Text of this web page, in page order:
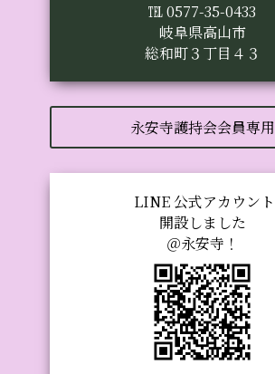
℡ 0577-35-0433
岐阜県高山市
総和町３丁目４３
永安寺護持会会員専用
LINE 公式アカウント
開設しました
＠永安寺！